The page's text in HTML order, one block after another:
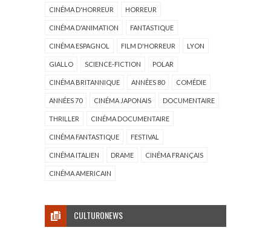
CINÉMA D'HORREUR HORREUR
CINÉMA D'ANIMATION FANTASTIQUE
CINÉMA ESPAGNOL FILM D'HORREUR LYON
GIALLO SCIENCE-FICTION POLAR
CINÉMA BRITANNIQUE ANNÉES 80 COMÉDIE
ANNÉES 70 CINÉMA JAPONAIS DOCUMENTAIRE
THRILLER CINÉMA DOCUMENTAIRE
CINÉMA FANTASTIQUE FESTIVAL
CINÉMA ITALIEN DRAME CINÉMA FRANÇAIS
CINÉMA AMERICAIN
CULTURONEWS